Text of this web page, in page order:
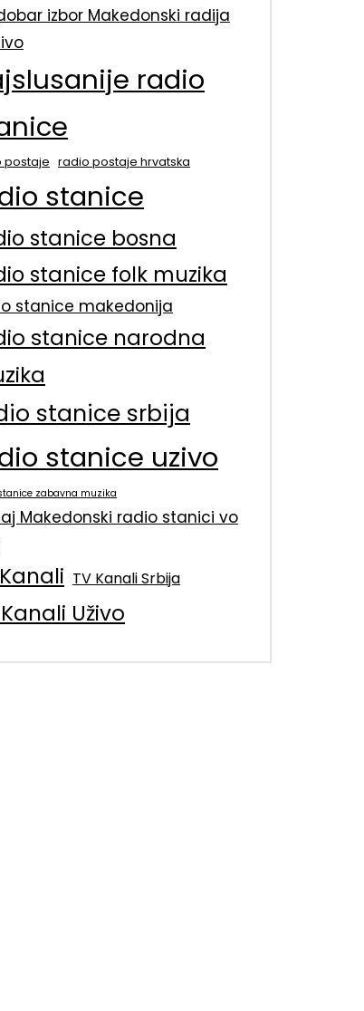
izbor Makedonski radija
radio
postaje radio postaje hrvatska
stanice
stanice bosna
stanice folk muzika
stanice makedonija
stanice narodna
stanice srbija
stanice uzivo
zabavna muzika
Makedonski radio stanici vo
TV Kanali Srbija
Uživo